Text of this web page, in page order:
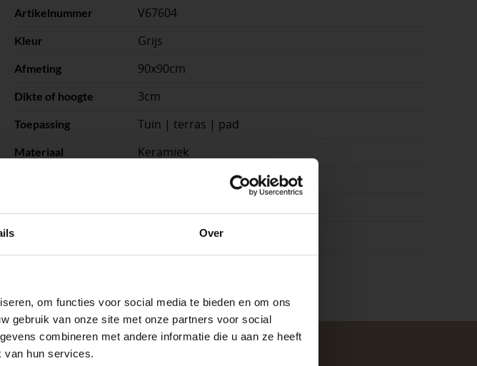
Over
om functies voor social media te bieden en om ons
gebruik van onze site met onze partners voor social
combineren met andere informatie die u aan ze heeft
van hun services.
Artikelnummer V67604
Kleur Grijs
Afmeting 90x90cm
Dikte of hoogte 3cm
Toepassing Tuin | terras | pad
Materiaal Keramiek
Eenheid
de vakantieperiode
openingstijden.